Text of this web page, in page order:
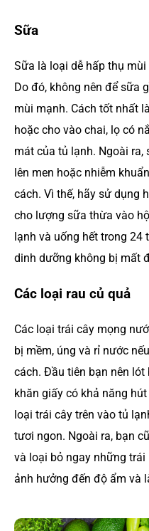
Sữa
Sữa là loại dễ hấp thụ
Do đó, không nên để sữa
mùi mạnh. Cách tốt nhất
hoặc cho vào chai, lọ có
mát của tủ lạnh. Ngoài
lên men hoặc nhiễm
cách. Vì thế, hãy sử dụng
cho lượng sữa thừa vào
lạnh và uống hết trong
dinh dưỡng không bị mất
Các loại rau củ quả
Các loại trái cây mọng
bị mềm, úng và rỉ nước
cách. Đầu tiên bạn nên
khăn giấy có khả năng
loại trái cây trên vào tủ
tươi ngon. Ngoài ra, bạn
và loại bỏ ngay những
ảnh hưởng đến độ ẩm và